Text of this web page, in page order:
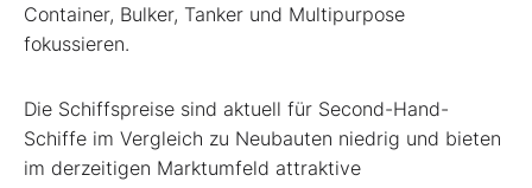
Container, Bulker, Tanker und Multipurpose
fokussieren.
Die Schiffspreise sind aktuell für Second-Hand-
Schiffe im Vergleich zu Neubauten niedrig und bieten
im derzeitigen Marktumfeld attraktive